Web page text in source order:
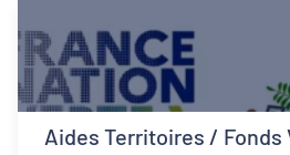
Aides Territoires / Fonds